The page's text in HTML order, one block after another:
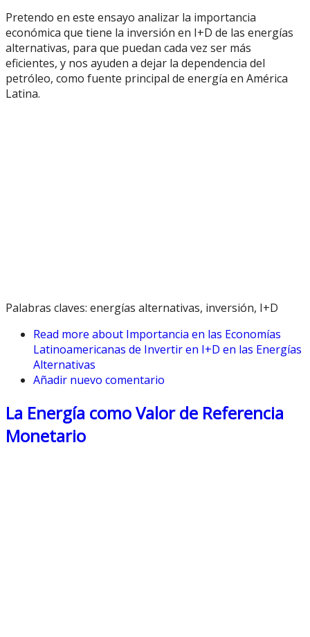
Pretendo en este ensayo analizar la importancia
económica que tiene la inversión en I+D de las energías
alternativas, para que puedan cada vez ser más
eficientes, y nos ayuden a dejar la dependencia del
petróleo, como fuente principal de energía en América
Latina.
Palabras claves: energías alternativas, inversión, I+D
Read more about Importancia en las Economías
Latinoamericanas de Invertir en I+D en las Energías
Alternativas
Añadir nuevo comentario
La Energía como Valor de Referencia
Monetario